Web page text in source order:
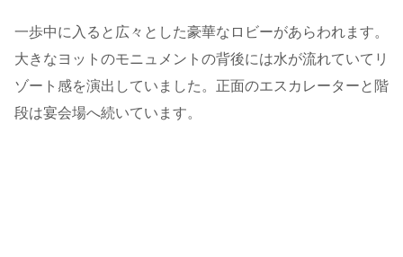
一歩中に入ると広々とした豪華なロビーがあらわれます。
大きなヨットのモニュメントの背後には水が流れていてリ
ゾート感を演出していました。正面のエスカレーターと階
段は宴会場へ続いています。